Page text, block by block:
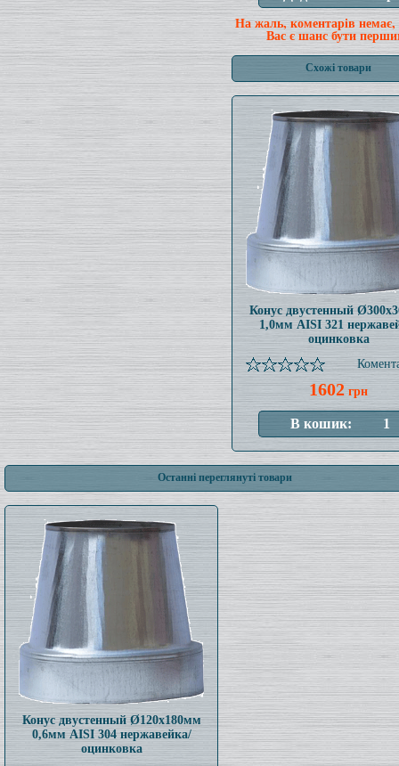
На жаль, коментарів немає,
Вас є шанс бути
Схожі товари
Конус двустенный
1,0мм AISI 321
оцинковка
1602грн
Останні переглянуті товари
Конус двустенный Ø120x180мм
0,6мм AISI 304 нержавейка/
оцинковка